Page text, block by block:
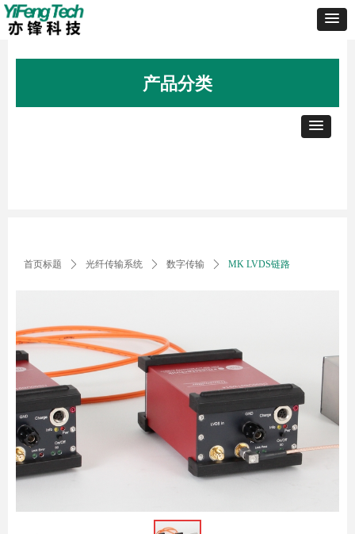
首页标题 ꄲ 光纤传输系统 ꄲ 数字传输 ꄲ MK LVDS链路
产品分类